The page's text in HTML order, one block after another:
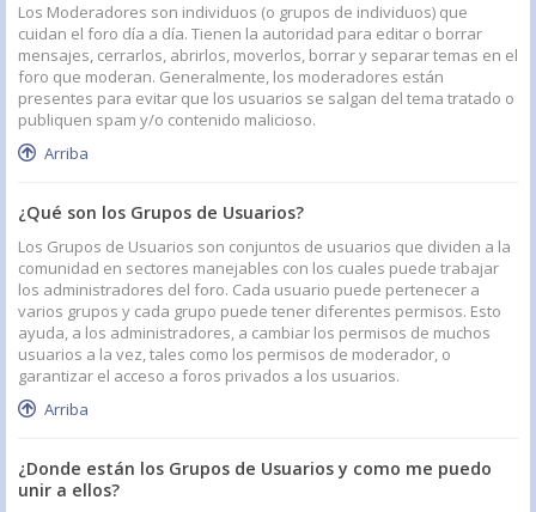
Los Moderadores son individuos (o grupos de individuos) que
cuidan el foro día a día. Tienen la autoridad para editar o borrar
mensajes, cerrarlos, abrirlos, moverlos, borrar y separar temas en el
foro que moderan. Generalmente, los moderadores están
presentes para evitar que los usuarios se salgan del tema tratado o
publiquen spam y/o contenido malicioso.
Arriba
¿Qué son los Grupos de Usuarios?
Los Grupos de Usuarios son conjuntos de usuarios que dividen a la
comunidad en sectores manejables con los cuales puede trabajar
los administradores del foro. Cada usuario puede pertenecer a
varios grupos y cada grupo puede tener diferentes permisos. Esto
ayuda, a los administradores, a cambiar los permisos de muchos
usuarios a la vez, tales como los permisos de moderador, o
garantizar el acceso a foros privados a los usuarios.
Arriba
¿Donde están los Grupos de Usuarios y como me puedo
unir a ellos?